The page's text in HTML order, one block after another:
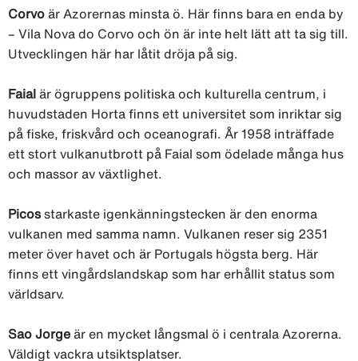
Corvo är Azorernas minsta ö. Här finns bara en enda by
– Vila Nova do Corvo och ön är inte helt lätt att ta sig till.
Utvecklingen här har låtit dröja på sig.
Faial är ögruppens politiska och kulturella centrum, i
huvudstaden Horta finns ett universitet som inriktar sig
på fiske, friskvård och oceanografi. År 1958 inträffade
ett stort vulkanutbrott på Faial som ödelade många hus
och massor av växtlighet.
Picos starkaste igenkänningstecken är den enorma
vulkanen med samma namn. Vulkanen reser sig 2351
meter över havet och är Portugals högsta berg. Här
finns ett vingårdslandskap som har erhållit status som
världsarv.
Sao Jorge är en mycket långsmal ö i centrala Azorerna.
Väldigt vackra utsiktsplatser.